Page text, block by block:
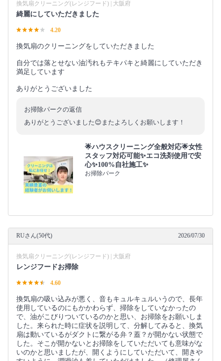
換気扇クリーニング(レンジフード) | 大阪府
綺麗にしていただきました
4.20
換気扇のクリーニングをしていただきました
自分では落とせない油汚れもテキパキと綺麗にしていただき
満足しています
ありがとうございました
お掃除パークの返信
ありがとうございました😊またよろしくお願いします！
🌟ハウスクリーニング全般対応🌟女性
スタッフ対応可能✨エコ洗剤使用で安
心✨100%自社施工✨
お掃除パーク
RUさん(50代) 2026/07/30
換気扇クリーニング(レンジフード) | 大阪府
レンジフードお掃除
4.60
換気扇の吸い込みが悪く、音もキュルキュルいうので、長年
使用しているのにもかかわらず、掃除をしていなかったの
で、油がこびりついているのかと思い、お掃除をお願いしま
した。来られた時に症状を説明して、分解してみると、換気
扇は動いているがダクトに繋がる弁？蓋？が開かない状態で
した。そこが開かないとお掃除をしていただいても意味がな
いのかと思いましたが、開くようにしていただいて、開きや